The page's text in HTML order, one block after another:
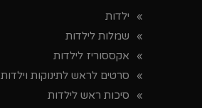
ילדות
שמלות לילדות
אקססוריז לילדות
סרטים לראש לתינוקות וילדות
סיכות ראש לילדות